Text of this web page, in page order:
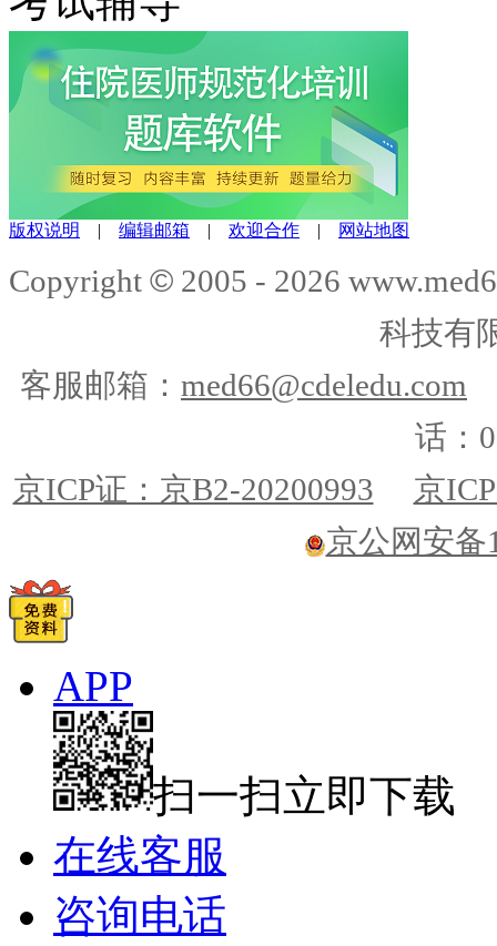
版权说明 编辑邮箱 欢迎合作 网站地图
Copyright © 2005 - 2026
科技有
客服邮箱： med66@cdeledu.com
话：
京ICP证：京B2-20200993
京
京公网安备
APP
扫一扫立即下载
在线客服
咨询电话